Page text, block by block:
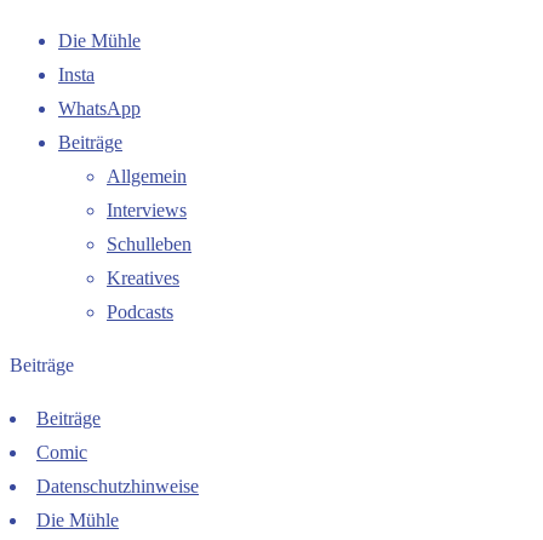
Die Mühle
Insta
WhatsApp
Beiträge
Allgemein
Interviews
Schulleben
Kreatives
Podcasts
Beiträge
Beiträge
Comic
Datenschutzhinweise
Die Mühle